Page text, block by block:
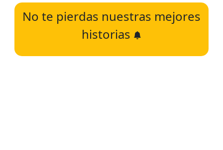
No te pierdas nuestras mejores
historias